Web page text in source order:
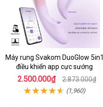
Máy rung Svakom DuoGlow 5in1
điều khiển app cực sướng
2.500.000₫ 2.873.000₫
(1,960)